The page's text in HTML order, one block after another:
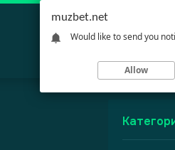
muzbet.net
Would like to send you
Allow